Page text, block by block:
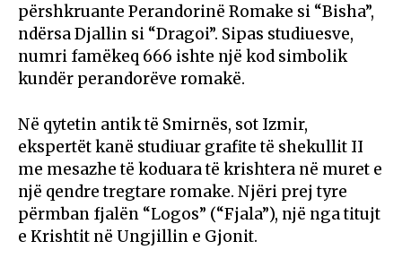
përshkruante Perandorinë Romake si “Bisha”,
ndërsa Djallin si “Dragoi”. Sipas studiuesve,
numri famëkeq 666 ishte një kod simbolik
kundër perandorëve romakë.
Në qytetin antik të Smirnës, sot Izmir,
ekspertët kanë studiuar grafite të shekullit II
me mesazhe të koduara të krishtera në muret e
një qendre tregtare romake. Njëri prej tyre
përmban fjalën “Logos” (“Fjala”), një nga titujt
e Krishtit në Ungjillin e Gjonit.